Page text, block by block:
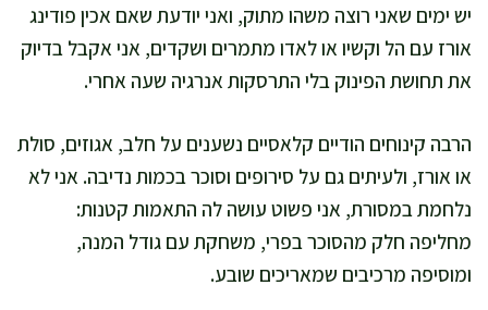
יש ימים שאני רוצה משהו מתוק, ואני יודעת שאם אכין פודינג
אורז עם הל וקשיו או לאדו מתמרים ושקדים, אני אקבל בדיוק
את תחושת הפינוק בלי התרסקות אנרגיה שעה אחרי.
הרבה קינוחים הודיים קלאסיים נשענים על חלב, אגוזים, סולת
או אורז, ולעיתים גם על סירופים וסוכר בכמות נדיבה. אני לא
נלחמת במסורת, אני פשוט עושה לה התאמות קטנות:
מחליפה חלק מהסוכר בפרי, משחקת עם גודל המנה,
ומוסיפה מרכיבים שמאריכים שובע.